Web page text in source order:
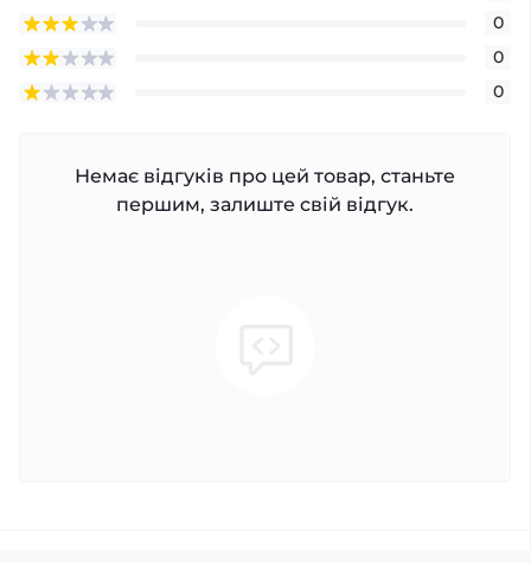
0
0
0
Немає відгуків про цей товар, станьте
першим, залиште свій відгук.